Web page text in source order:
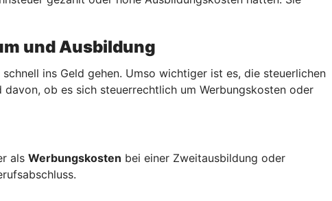
und Ausbildung
ins Geld gehen. Umso wichtiger ist es, die steuerlichen
ob es sich steuerrechtlich um Werbungskosten oder
als Werbungskosten bei einer Zweitausbildung oder